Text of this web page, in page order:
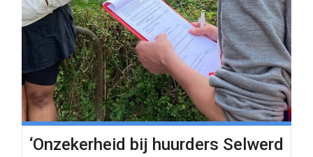
‘Onzekerheid bij huurders Selwerd